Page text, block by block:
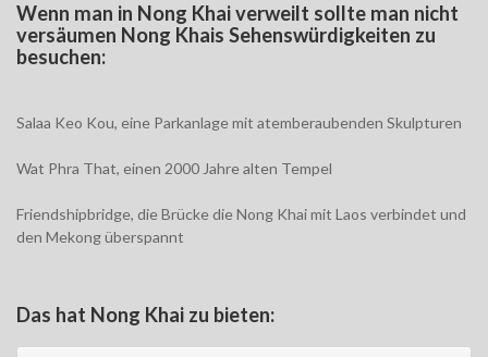
Wenn man in Nong Khai verweilt sollte man nicht
versäumen Nong Khais Sehenswürdigkeiten zu
besuchen:
Salaa Keo Kou, eine Parkanlage mit atemberaubenden Skulpturen
Wat Phra That, einen 2000 Jahre alten Tempel
Friendshipbridge, die Brücke die Nong Khai mit Laos verbindet und
den Mekong überspannt
Das hat Nong Khai zu bieten: